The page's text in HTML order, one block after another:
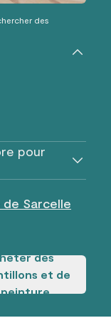
des
pour
Sarcelle
des
et de
peinture